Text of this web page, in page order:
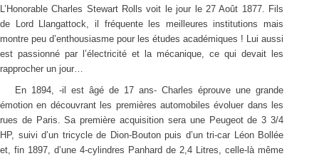
L’Honorable Charles Stewart Rolls voit le jour le 27 Août 1877. Fils
de Lord Llangattock, il fréquente les meilleures institutions mais
montre peu d’enthousiasme pour les études académiques ! Lui aussi
est passionné par l’électricité et la mécanique, ce qui devait les
rapprocher un jour…
En 1894, -il est âgé de 17 ans- Charles éprouve une grande
émotion en découvrant les premières automobiles évoluer dans les
rues de Paris. Sa première acquisition sera une Peugeot de 3 3/4
HP, suivi d’un tricycle de Dion-Bouton puis d’un tri-car Léon Bollée
et, fin 1897, d’une 4-cylindres Panhard de 2,4 Litres, celle-là même